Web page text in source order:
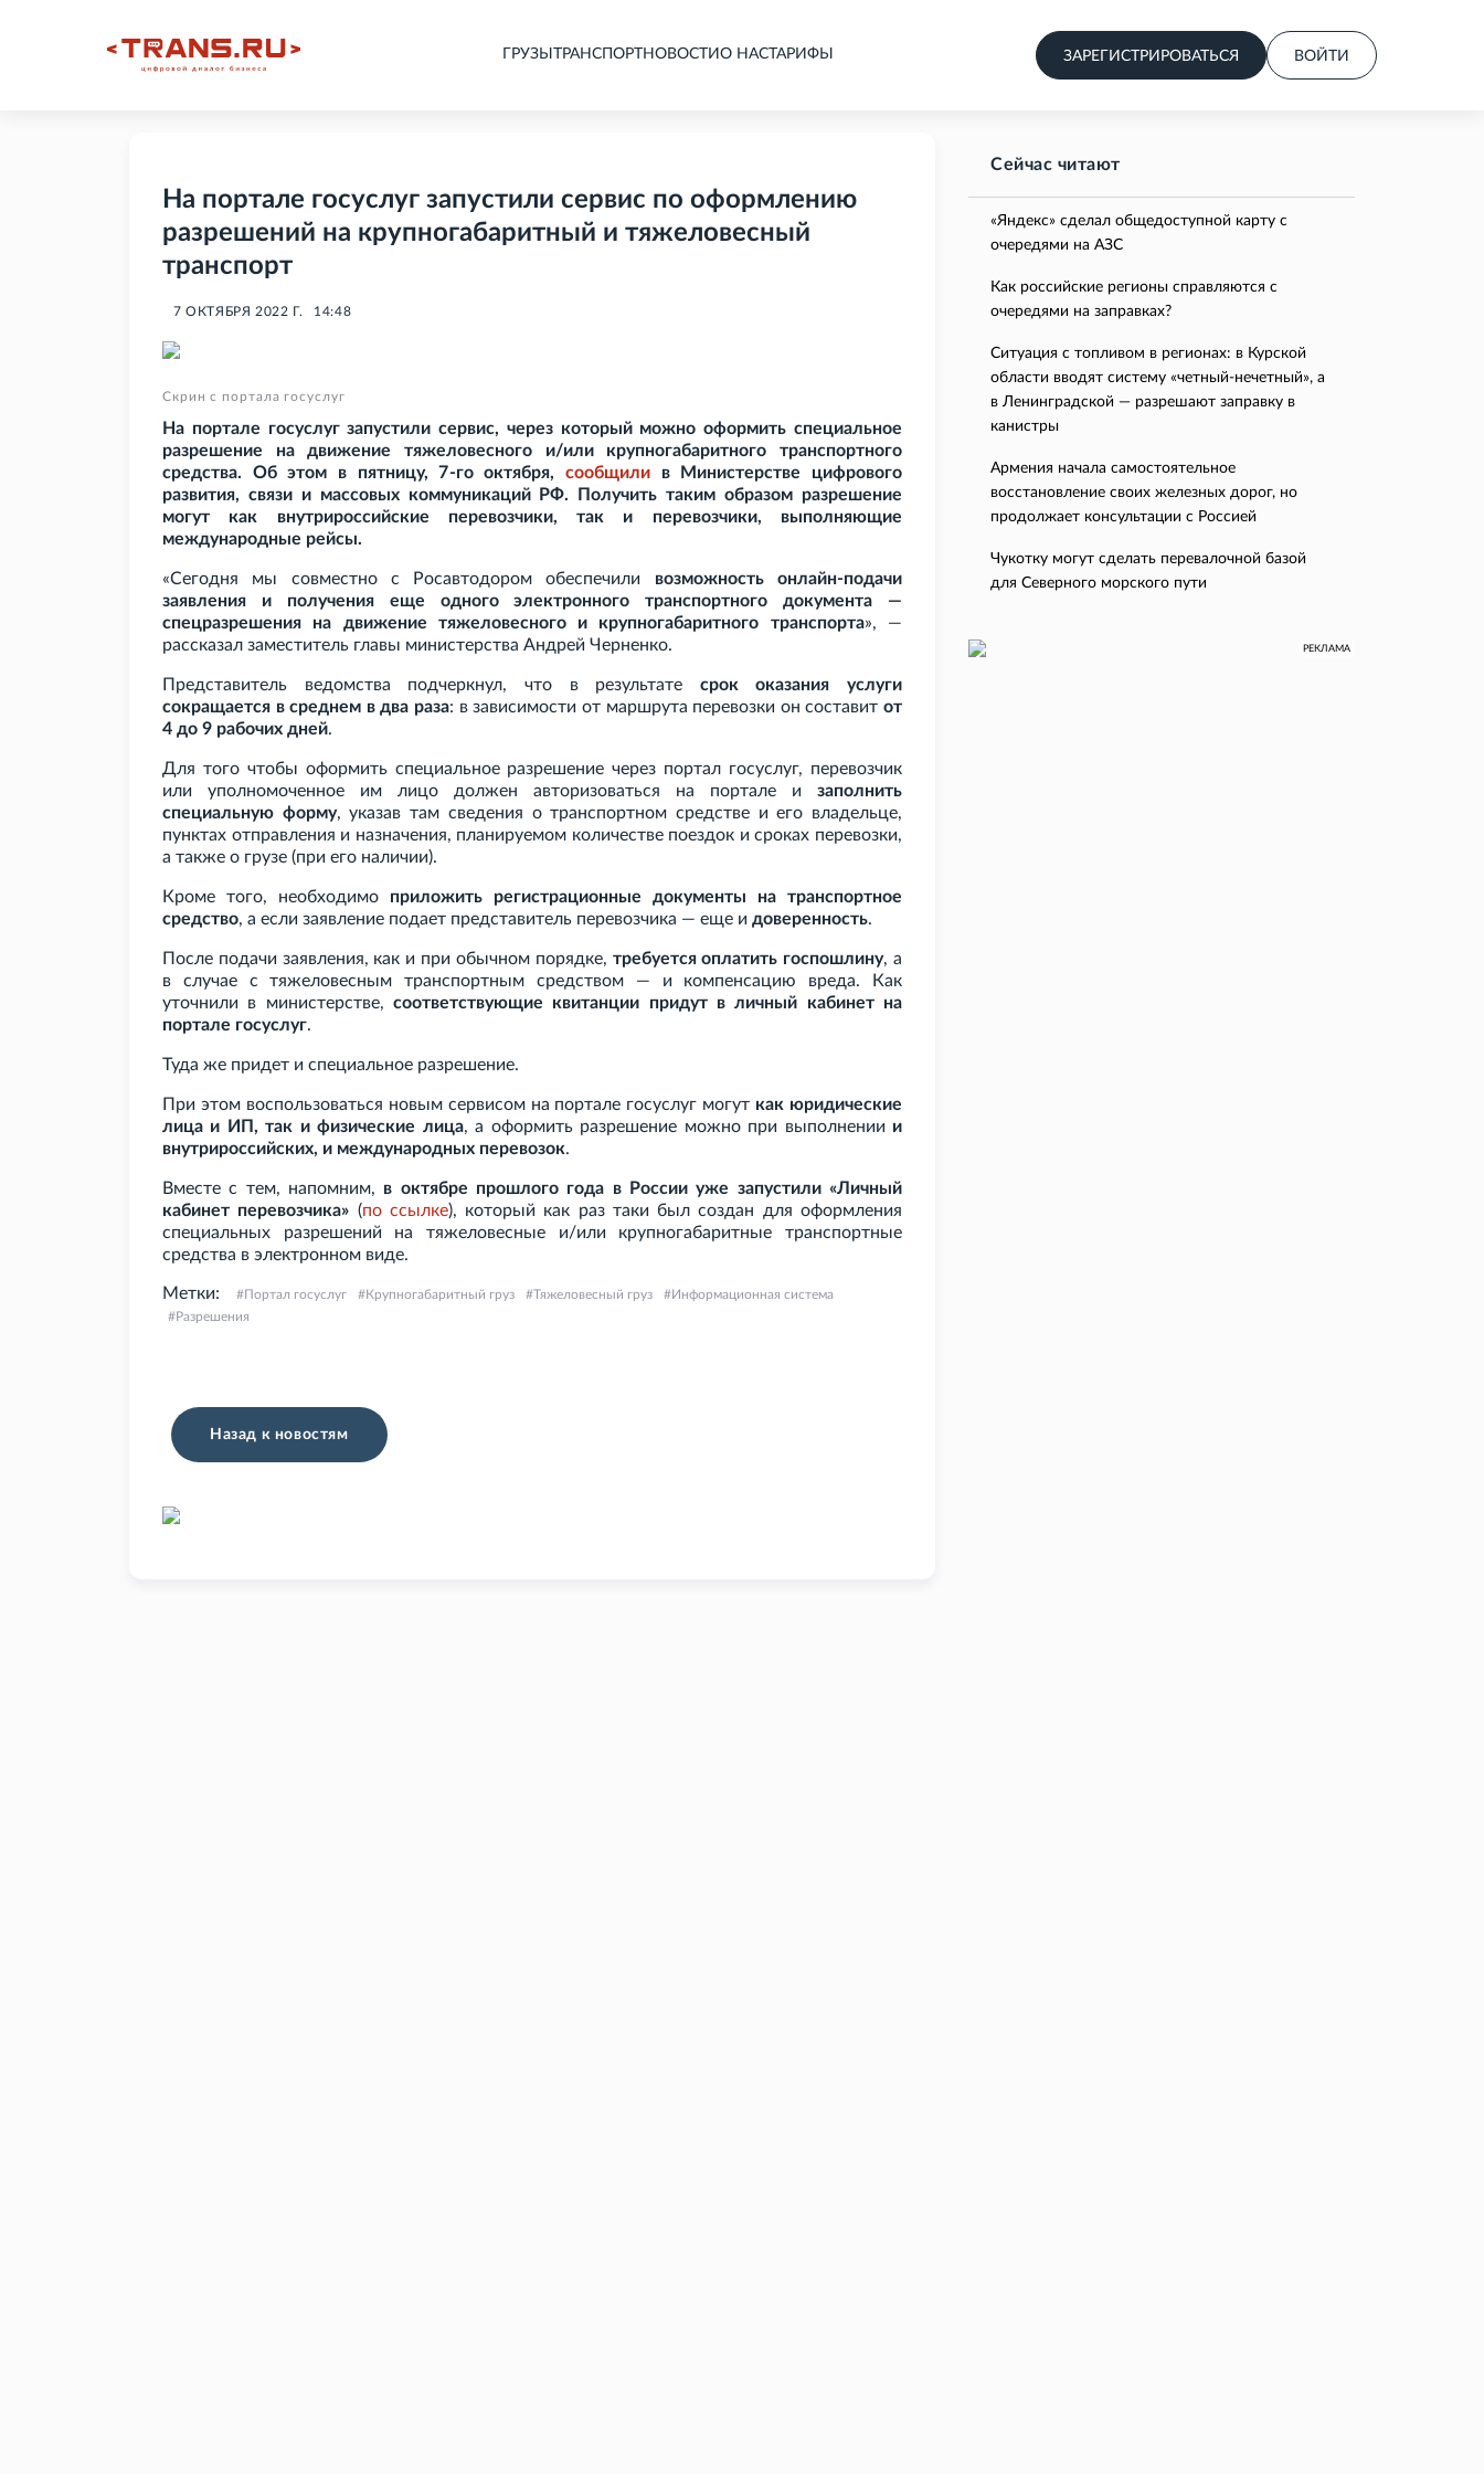
ГРУЗЫ ТРАНСПОРТНОВОСТИ О НАСТАРИФЫ ЗАРЕГИСТРИРОВАТЬСЯ ВОЙТИ
На портале госуслуг запустили сервис по оформлению
разрешений на крупногабаритный и тяжеловесный
транспорт
7 ОКТЯБРЯ 2022 Г. 14:48
Скрин с портала госуслуг
На портале госуслуг запустили сервис, через который можно оформить специальное
разрешение на движение тяжеловесного и/или крупногабаритного транспортного
средства. Об этом в пятницу, 7-го октября, сообщилив Министерстве цифрового
развития, связи и массовых коммуникаций РФ. Получить таким образом разрешение
могут как внутрироссийские перевозчики, так и перевозчики, выполняющие
международные рейсы.
«Сегодня мы совместно с Росавтодором обеспечили возможность онлайн-подачи
заявления и получения еще одного электронного транспортного документа —
спецразрешения на движение тяжеловесного и крупногабаритного транспорта», —
рассказал заместитель главы министерства Андрей Черненко.
Представитель ведомства подчеркнул, что в результате срок оказания услуги
сокращается в среднем в два раза: в зависимости от маршрута перевозки он составитот
4 до 9 рабочих дней.
Для того чтобы оформить специальное разрешение через портал госуслуг, перевозчик
или уполномоченное им лицо должен авторизоваться на портале и заполнить
специальную форму, указав там сведения о транспортном средстве и его владельце,
пунктах отправления и назначения, планируемом количестве поездок и сроках перевозки,
а также о грузе (при его наличии).
Кроме того, необходимо приложить регистрационные документы на транспортное
средство, а если заявление подает представитель перевозчика — еще и доверенность.
После подачи заявления, как и при обычном порядке, требуется оплатить госпошлину, а
в случае с тяжеловесным транспортным средством — и компенсацию вреда. Как
уточнили в министерстве, соответствующие квитанции придут в личный кабинет на
портале госуслуг.
Туда же придет и специальное разрешение.
При этом воспользоваться новым сервисом на портале госуслуг могут как юридические
лица и ИП, так и физические лица, а оформить разрешение можно при выполнении и
внутрироссийских, и международных перевозок.
Вместе с тем, напомним, в октябре прошлого года в России уже запустили «Личный
кабинет перевозчика» (по ссылке), который как раз таки был создан для оформления
специальных разрешений на тяжеловесные и/или крупногабаритные транспортные
средства в электронном виде.
Метки: Портал госуслуг Крупногабаритный груз Тяжеловесный груз
Информационная система
Разрешения
Назад к новостям
Сейчас читают
«Яндекс» сделал общедоступной карту с
очередями на АЗС
Как российские регионы справляются с
очередями на заправках?
Ситуация с топливом в регионах: в Курской
области вводят систему «четный-нечетный», а
в Ленинградской — разрешают заправку в
канистры
Армения начала самостоятельное
восстановление своих железных дорог, но
продолжает консультации с Россией
Чукотку могут сделать перевалочной базой
для Северного морского пути
РЕКЛАМА